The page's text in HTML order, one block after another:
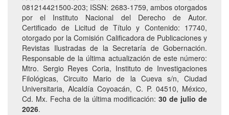
081214421500-203; ISSN: 2683-1759, ambos otorgados
por el Instituto Nacional del Derecho de Autor.
Certificado de Licitud de Título y Contenido: 17740,
otorgado por la Comisión Calificadora de Publicaciones y
Revistas Ilustradas de la Secretaría de Gobernación.
Responsable de la última actualización de este número:
Mtro. Sergio Reyes Coria, Instituto de Investigaciones
Filológicas, Circuito Mario de la Cueva s/n, Ciudad
Universitaria, Alcaldía Coyoacán, C. P. 04510, México,
Cd. Mx. Fecha de la última modificación:30 de julio de
2026.